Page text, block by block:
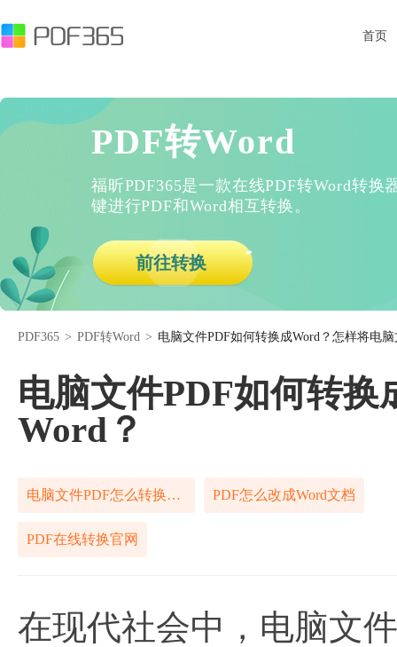
首页
PDF转Word
福昕PDF365是一款在线PDF转Word转换
键进行PDF和Word相互转换。
前往转换
PDF365 > PDF转Word > 电脑文件PDF如何转换成Word？怎样将电
电脑文件PDF如何转
Word？
电脑文件PDF怎么转换成Word PDF怎么改成Word文档
PDF在线转换官网
在现代社会中，电脑文